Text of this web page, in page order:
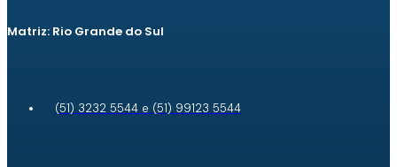
Matriz: Rio Grande do Sul
(51) 3232 5544 e (51) 99123 5544